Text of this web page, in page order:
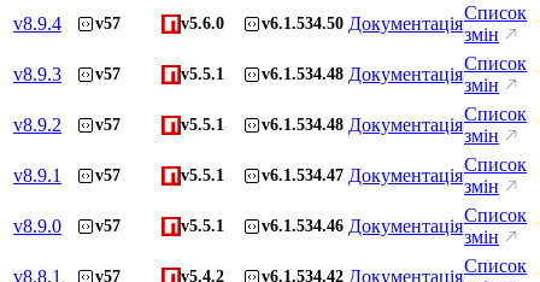
v8.9.4 v57 v5.6.0 v6.1.534.50 Документація
Список
змін
v8.9.3 v57 v5.5.1 v6.1.534.48 Документація
Список
змін
v8.9.2 v57 v5.5.1 v6.1.534.48 Документація
Список
змін
v8.9.1 v57 v5.5.1 v6.1.534.47 Документація
Список
змін
v8.9.0 v57 v5.5.1 v6.1.534.46 Документація
Список
змін
v8.8.1 v57 v5.4.2 v6.1.534.42 Документація
Список